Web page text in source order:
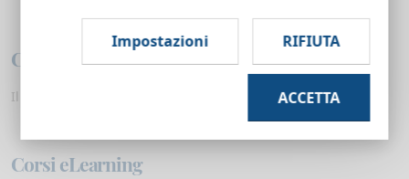
Carrello
Il suo carrello è vuoto.
Corsi eLearning
Impostazioni RIFIUTA
ACCETTA